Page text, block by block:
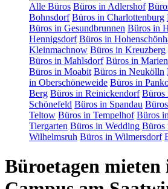
Alle Büros Büros in Adlershof
Bohnsdorf Büros in Charlottenburg
Büros in Gesundbrunnen Büros in
Hennigsdorf Büros in
Kleinmachnow Büros in Kreuzberg
Büros in Mahlsdorf Büros in
Büros in Moabit Büros in Neukölln
in Oberschöneweide Büros in
Berg Büros in Reinickendorf Büros
Schönefeld Büros in Spandau
Teltow Büros in Tempelhof Büros
Tiergarten Büros in Wedding Büros
Wilhelmsruh Büros in Wilmersdorf
Büroetagen